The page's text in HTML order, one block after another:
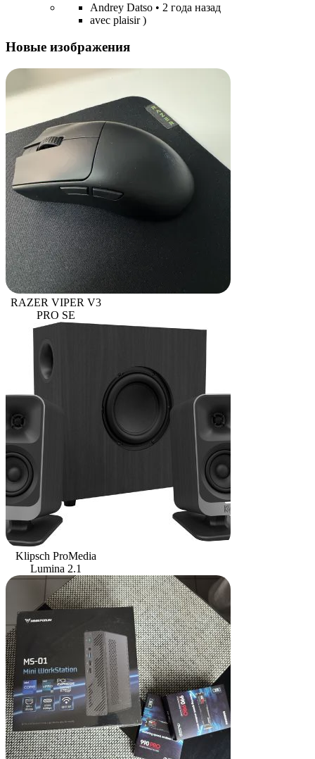
Andrey Datso • 2 года назад
avec plaisir )
Новые изображения
RAZER VIPER V3
PRO SE
Klipsch ProMedia
Lumina 2.1